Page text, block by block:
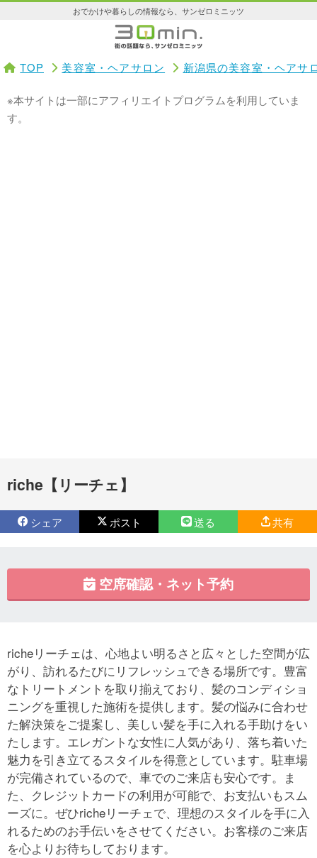
おでかけや暮らしの情報なら、サンゼロミニッツ
TOP 美容室・ヘアサロン 新潟県の美容室・ヘアサ
※本サイトは一部にアフィリエイトプログラムを利用していま
す。
riche【リーチェ】
シェア ポスト 送る 共有
空席確認・ネット予約
richeリーチェは、心地よい明るさと広々とした空間が広
がり、訪れるたびにリフレッシュできる場所です。豊富
なトリートメントを取り揃えており、髪のコンディショ
ニングを重視した施術を提供します。髪の悩みに合わせ
た解決策をご提案し、美しい髪を手に入れる手助けをい
たします。エレガントな女性に人気があり、落ち着いた
魅力を引き立てるスタイルを得意としています。駐車場
が完備されているので、車でのご来店も安心です。ま
た、クレジットカードの利用が可能で、お支払いもスム
ーズに。ぜひricheリーチェで、理想のスタイルを手に入
れるためのお手伝いをさせてください。お客様のご来店
を心よりお待ちしております。